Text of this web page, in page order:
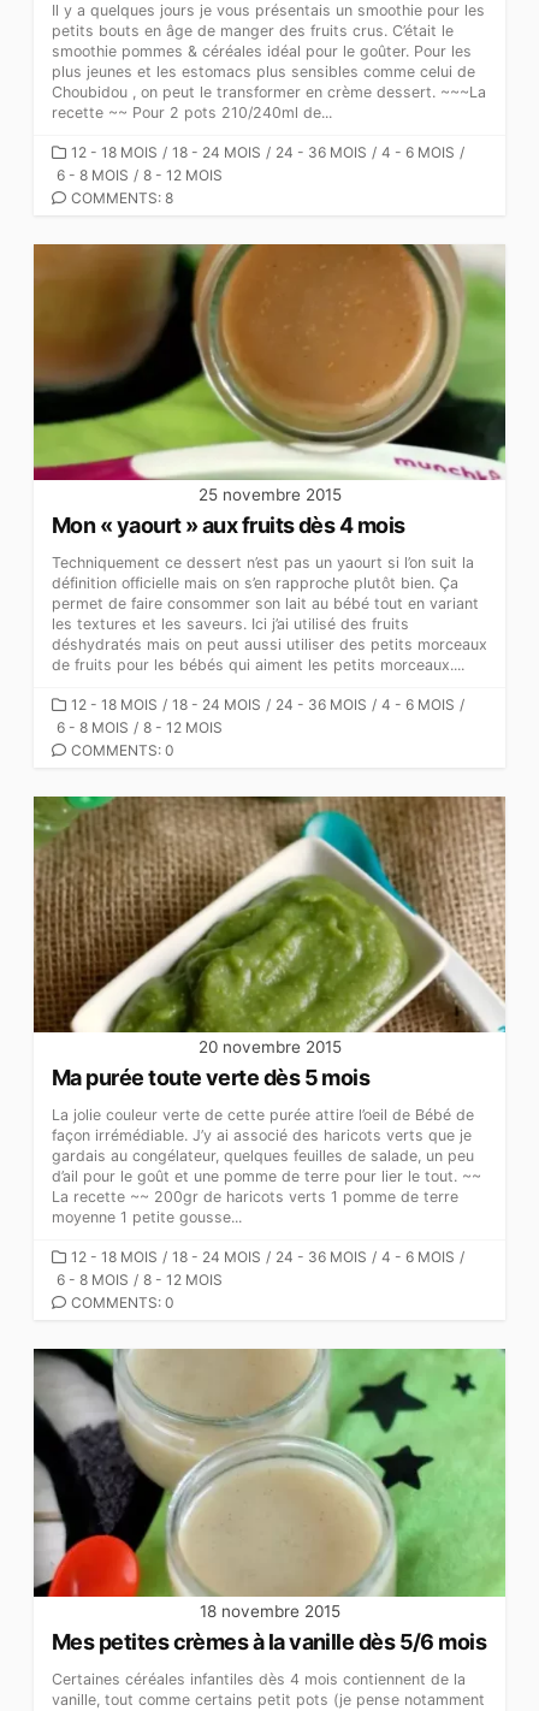
Il y a quelques jours je vous présentais un smoothie pour les
petits bouts en âge de manger des fruits crus. C’était le
smoothie pommes & céréales idéal pour le goûter. Pour les
plus jeunes et les estomacs plus sensibles comme celui de
Choubidou , on peut le transformer en crème dessert. ~~~La
recette ~~ Pour 2 pots 210/240ml de...
CATEGORIES
12 - 18 MOIS / 18 - 24 MOIS / 24 - 36 MOIS / 4 - 6 MOIS /
6 - 8 MOIS / 8 - 12 MOIS
COMMENTS: 8
25 novembre 2015
Mon « yaourt » aux fruits dès 4 mois
Techniquement ce dessert n’est pas un yaourt si l’on suit la
définition officielle mais on s’en rapproche plutôt bien. Ça
permet de faire consommer son lait au bébé tout en variant
les textures et les saveurs. Ici j’ai utilisé des fruits
déshydratés mais on peut aussi utiliser des petits morceaux
de fruits pour les bébés qui aiment les petits morceaux....
CATEGORIES
12 - 18 MOIS / 18 - 24 MOIS / 24 - 36 MOIS / 4 - 6 MOIS /
6 - 8 MOIS / 8 - 12 MOIS
COMMENTS: 0
20 novembre 2015
Ma purée toute verte dès 5 mois
La jolie couleur verte de cette purée attire l’oeil de Bébé de
façon irrémédiable. J’y ai associé des haricots verts que je
gardais au congélateur, quelques feuilles de salade, un peu
d’ail pour le goût et une pomme de terre pour lier le tout. ~~
La recette ~~ 200gr de haricots verts 1 pomme de terre
moyenne 1 petite gousse...
CATEGORIES
12 - 18 MOIS / 18 - 24 MOIS / 24 - 36 MOIS / 4 - 6 MOIS /
6 - 8 MOIS / 8 - 12 MOIS
COMMENTS: 0
18 novembre 2015
Mes petites crèmes à la vanille dès 5/6 mois
Certaines céréales infantiles dès 4 mois contiennent de la
vanille, tout comme certains petit pots (je pense notamment